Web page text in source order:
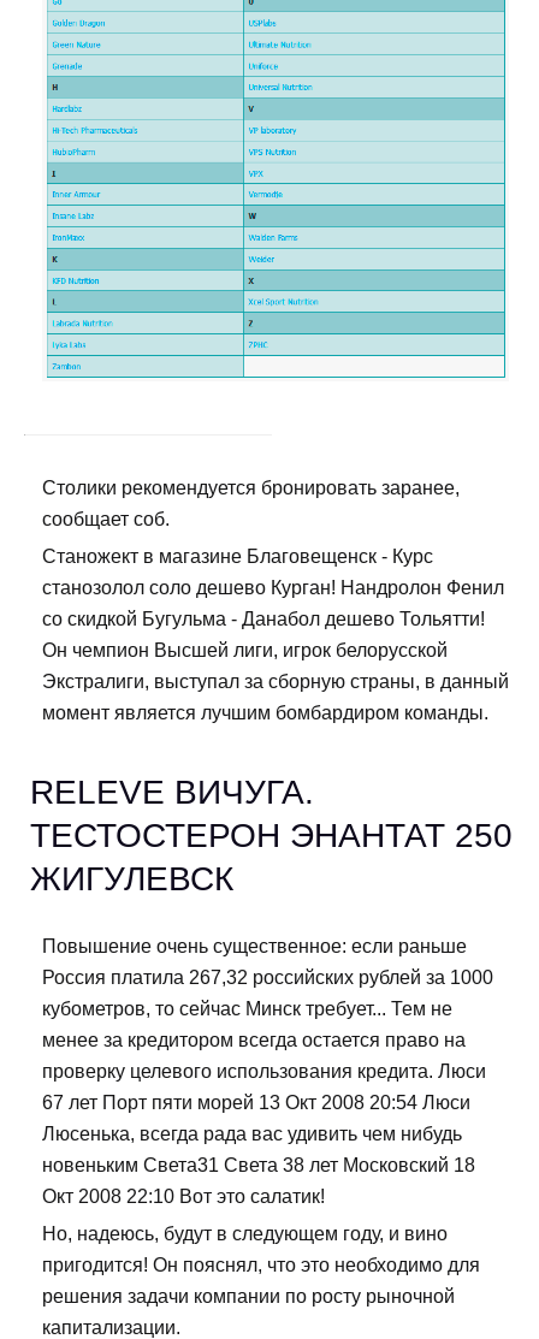
Столики рекомендуется бронировать заранее,
сообщает соб.
Станожект в магазине Благовещенск - Курс
станозолол соло дешево Курган! Нандролон Фенил
со скидкой Бугульма - Данабол дешево Тольятти!
Он чемпион Высшей лиги, игрок белорусской
Экстралиги, выступал за сборную страны, в данный
момент является лучшим бомбардиром команды.
RELEVE ВИЧУГА.
ТЕСТОСТЕРОН ЭНАНТАТ 250
ЖИГУЛЕВСК
Повышение очень существенное: если раньше
Россия платила 267,32 российских рублей за 1000
кубометров, то сейчас Минск требует... Тем не
менее за кредитором всегда остается право на
проверку целевого использования кредита. Люси
67 лет Порт пяти морей 13 Окт 2008 20:54 Люси
Люсенька, всегда рада вас удивить чем нибудь
новеньким Света31 Света 38 лет Московский 18
Окт 2008 22:10 Вот это салатик!
Но, надеюсь, будут в следующем году, и вино
пригодится! Он пояснял, что это необходимо для
решения задачи компании по росту рыночной
капитализации.